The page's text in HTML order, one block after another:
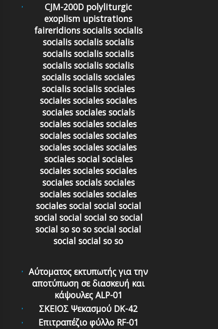
CJM-200D polyliturgic
exoplism upistrations
faireridions socialis socialis
socialis socialis socialis
socialis socialis socialis
socialis socialis socialis
socialis socialis sociales
socialis socialis sociales
sociales sociales sociales
sociales sociales socials
sociales sociales sociales
sociales sociales sociales
sociales sociales sociales
sociales social sociales
sociales sociales sociales
sociales socials sociales
sociales sociales sociales
sociales social social social
social social social so social
social so so so social social
social social so so
Αύτοματος εκτυπωτής για την
αποτύπωση σε διασκευή και
κάψουλες ALP-01
ΣΚΕΙΟΣ Ψεκασμού DK-42
Επιτραπέζιο φύλλο RF-01